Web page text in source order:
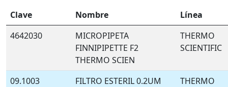
Clave Nombre
Línea
4642030
MICROPIPETA
FINNIPIPETTE F2
THERMO SCIEN
THERMO
SCIENTIFIC
09.1003
FILTRO ESTERIL 0.2UM
THERMO